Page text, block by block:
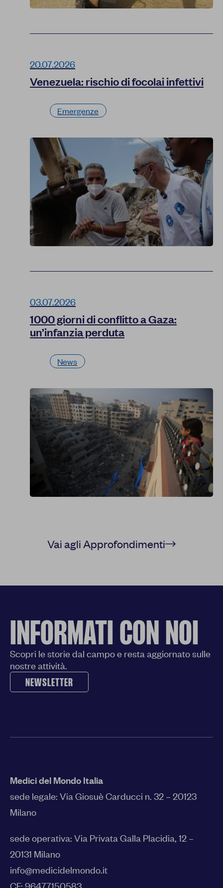
20.07.2026
Venezuela: rischio di focolai infettivi
Emergenze
03.07.2026
1000 giorni di conflitto a Gaza:
un’infanzia perduta
News
Vai agli Approfondimenti
INFORMATI CON NOI
Scopri le storie dal campo e resta aggiornato sulle
nostre attività.
NEWSLETTER
Medici del Mondo Italia
sede legale: Via Giosuè Carducci n. 32 – 20123
Milano
sede operativa: Via Privata Galla Placidia, 12 –
20131 Milano
info@medicidelmondo.it